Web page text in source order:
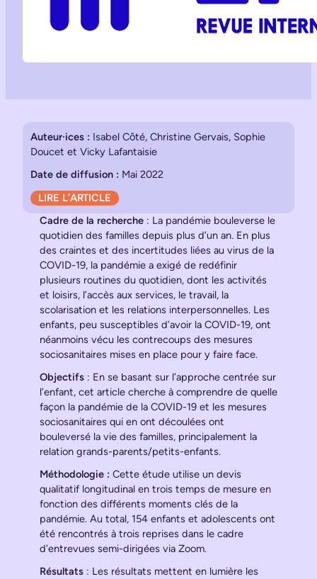
Auteur·ices : Isabel Côté, Christine Gervais, Sophie
Doucet et Vicky Lafantaisie
Date de diffusion : Mai 2022
LIRE L’ARTICLE
Cadre de la recherche : La pandémie bouleverse le
quotidien des familles depuis plus d’un an. En plus
des craintes et des incertitudes liées au virus de la
COVID-19, la pandémie a exigé de redéfinir
plusieurs routines du quotidien, dont les activités
et loisirs, l’accès aux services, le travail, la
scolarisation et les relations interpersonnelles. Les
enfants, peu susceptibles d’avoir la COVID-19, ont
néanmoins vécu les contrecoups des mesures
sociosanitaires mises en place pour y faire face.
Objectifs : En se basant sur l’approche centrée sur
l’enfant, cet article cherche à comprendre de quelle
façon la pandémie de la COVID-19 et les mesures
sociosanitaires qui en ont découlées ont
bouleversé la vie des familles, principalement la
relation grands-parents/petits-enfants.
Méthodologie : Cette étude utilise un devis
qualitatif longitudinal en trois temps de mesure en
fonction des différents moments clés de la
pandémie. Au total, 154 enfants et adolescents ont
été rencontrés à trois reprises dans le cadre
d’entrevues semi-dirigées via Zoom.
Résultats : Les résultats mettent en lumière les